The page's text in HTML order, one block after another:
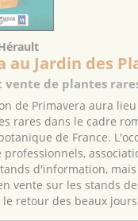
au Jardin des
vente de plantes
de Primavera aura
rares dans le cadre
de France.
professionnels,
d'information,
vente sur les stands
retour des beaux